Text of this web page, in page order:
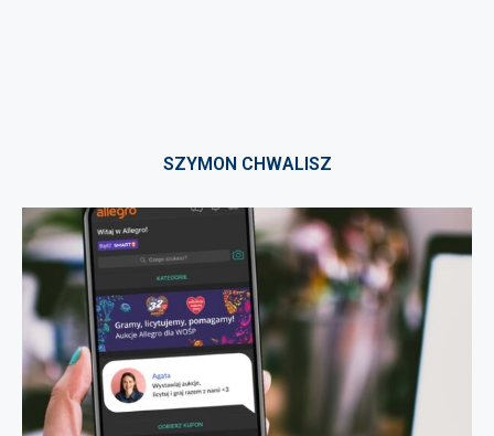
SZYMON CHWALISZ